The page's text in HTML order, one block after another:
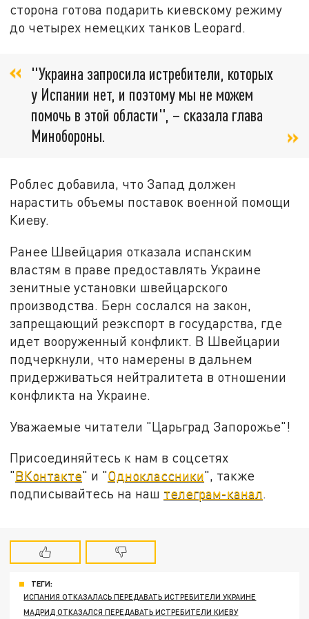
сторона готова подарить киевскому режиму
до четырех немецких танков Leopard.
"Украина запросила истребители, которых
у Испании нет, и поэтому мы не можем
помочь в этой области", – сказала глава
Минобороны.
Роблес добавила, что Запад должен
нарастить объемы поставок военной помощи
Киеву.
Ранее Швейцария отказала испанским
властям в праве предоставлять Украине
зенитные установки швейцарского
производства. Берн сослался на закон,
запрещающий реэкспорт в государства, где
идет вооруженный конфликт. В Швейцарии
подчеркнули, что намерены в дальнем
придерживаться нейтралитета в отношении
конфликта на Украине.
Уважаемые читатели "Царьград Запорожье"!
Присоединяйтесь к нам в соцсетях
"ВКонтакте" и "Одноклассники", также
подписывайтесь на наш телеграм-канал.
ТЕГИ:
ИСПАНИЯ ОТКАЗАЛАСЬ ПЕРЕДАВАТЬ ИСТРЕБИТЕЛИ УКРАИНЕ
МАДРИД ОТКАЗАЛСЯ ПЕРЕДАВАТЬ ИСТРЕБИТЕЛИ КИЕВУ